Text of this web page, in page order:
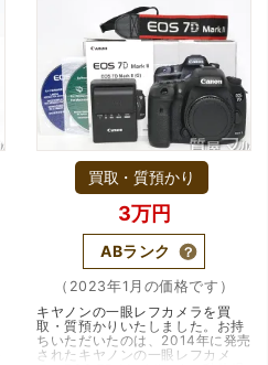
買取・質預かり
3万円
ABランク
（2023年1月の価格です）
キヤノンの一眼レフカメラを買
取・質預かりいたしました。お持
ちいただいたのは、2014年に発売
されたキヤノンの一眼レフカメ